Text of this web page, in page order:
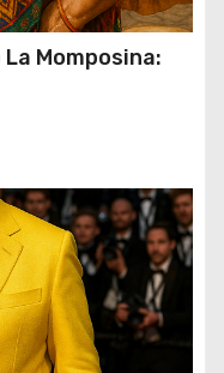
Momposina: